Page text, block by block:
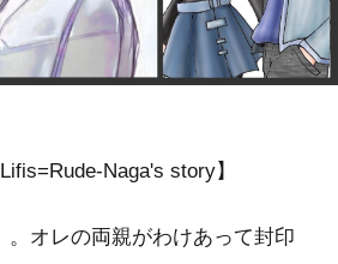
Naga's story】
オレの両親がわけあって封印